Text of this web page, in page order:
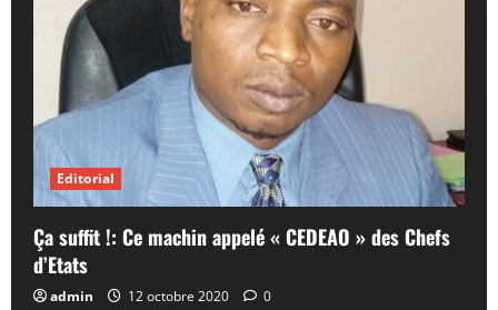
Editorial
Ça suffit !: Ce machin appelé « CEDEAO » des Chefs
d’Etats
admin 12 octobre 2020 0